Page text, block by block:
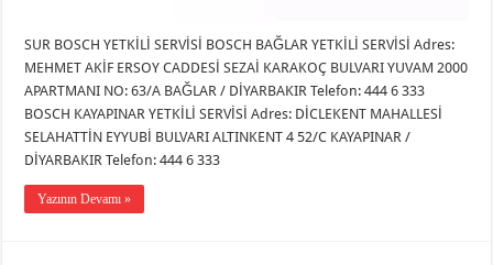
SUR BOSCH YETKİLİ SERVİSİ BOSCH BAĞLAR YETKİLİ SERVİSİ Adres:
MEHMET AKİF ERSOY CADDESİ SEZAİ KARAKOÇ BULVARI YUVAM 2000
APARTMANI NO: 63/A BAĞLAR / DİYARBAKIR Telefon: 444 6 333
BOSCH KAYAPINAR YETKİLİ SERVİSİ Adres: DİCLEKENT MAHALLESİ
SELAHATTİN EYYUBİ BULVARI ALTINKENT 4 52/C KAYAPINAR /
DİYARBAKIR Telefon: 444 6 333
Yazının Devamı »